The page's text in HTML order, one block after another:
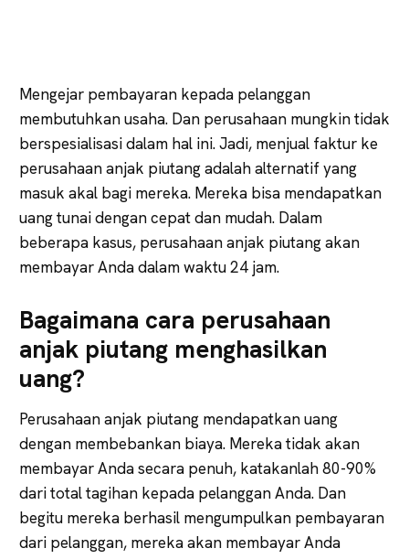
Mengejar pembayaran kepada pelanggan
membutuhkan usaha. Dan perusahaan mungkin tidak
berspesialisasi dalam hal ini. Jadi, menjual faktur ke
perusahaan anjak piutang adalah alternatif yang
masuk akal bagi mereka. Mereka bisa mendapatkan
uang tunai dengan cepat dan mudah. Dalam
beberapa kasus, perusahaan anjak piutang akan
membayar Anda dalam waktu 24 jam.
Bagaimana cara perusahaan
anjak piutang menghasilkan
uang?
Perusahaan anjak piutang mendapatkan uang
dengan membebankan biaya. Mereka tidak akan
membayar Anda secara penuh, katakanlah 80-90%
dari total tagihan kepada pelanggan Anda. Dan
begitu mereka berhasil mengumpulkan pembayaran
dari pelanggan, mereka akan membayar Anda